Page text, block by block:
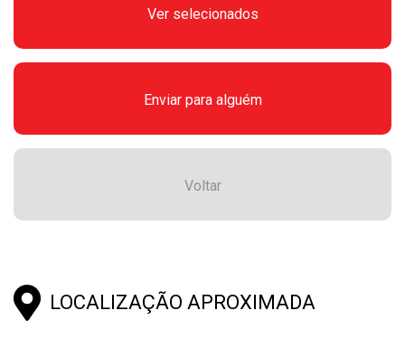
Ver selecionados
Enviar para alguém
Voltar
LOCALIZAÇÃO APROXIMADA